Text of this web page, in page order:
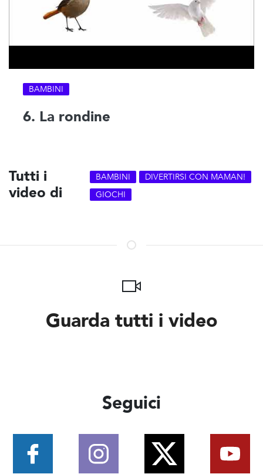
BAMBINI
6. La rondine
Tutti i
video di
BAMBINI
DIVERTIRSI CON MAMAN!
GIOCHI
Guarda tutti i video
Seguici